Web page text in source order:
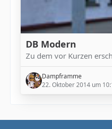
DB Modern
Zu dem vor Kurzen
Dampframme
22. Oktober 2014 um